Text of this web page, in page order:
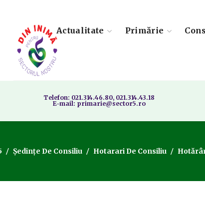
Actualitate Primărie
Telefon: 021.314.46.80, 021.314.43.18
E-mail: primarie@sector5.ro
Ședințe De Consiliu Hotarari De Consiliu